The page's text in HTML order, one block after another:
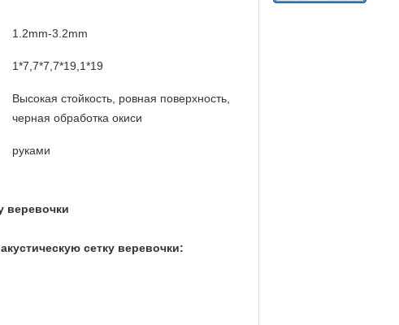
1.2mm-3.2mm
1*7,7*7,7*19,1*19
Высокая стойкость, ровная поверхность,
черная обработка окиси
руками
веревочки
сетку веревочки: